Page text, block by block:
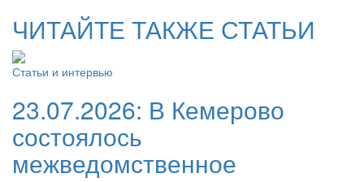
ЧИТАЙТЕ ТАКЖЕ СТАТЬИ
Статьи и интервью
23.07.2026: В Кемерово
состоялось
межведомственное